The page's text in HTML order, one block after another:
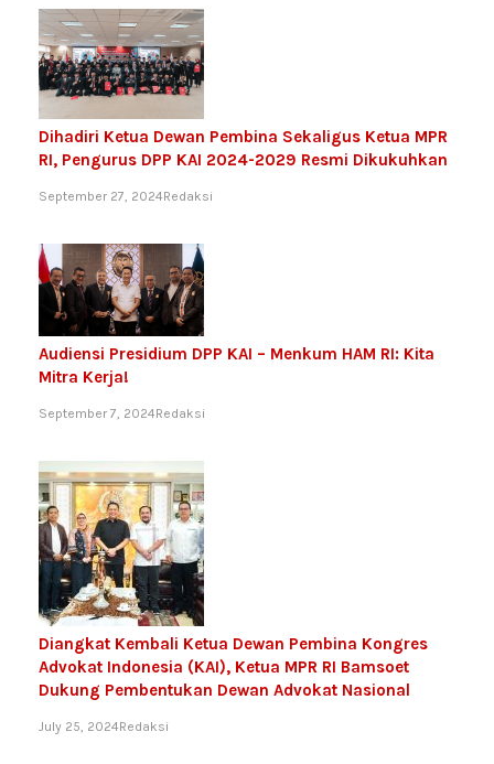
Dihadiri Ketua Dewan Pembina Sekaligus Ketua MPR
RI, Pengurus DPP KAI 2024-2029 Resmi Dikukuhkan
September 27, 2024Redaksi
Audiensi Presidium DPP KAI – Menkum HAM RI: Kita
Mitra Kerja!
September 7, 2024Redaksi
Diangkat Kembali Ketua Dewan Pembina Kongres
Advokat Indonesia (KAI), Ketua MPR RI Bamsoet
Dukung Pembentukan Dewan Advokat Nasional
July 25, 2024Redaksi